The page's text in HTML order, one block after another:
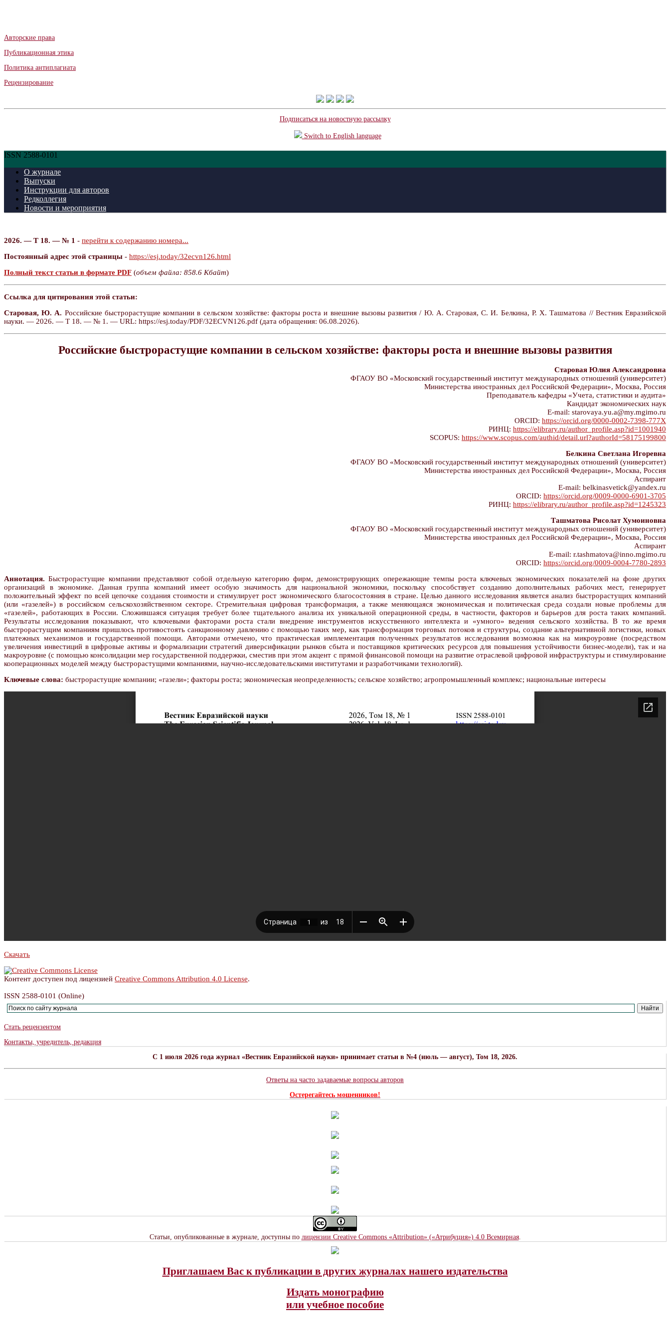
Авторские права
Публикационная этика
Политика антиплагиата
Рецензирование
Подписаться на новостную рассылку
Switch to English language
ISSN 2588-0101
О журнале
Выпуски
Инструкции для авторов
Редколлегия
Новости и мероприятия
2026. — Т 18. — № 1 - перейти к содержанию номера...
Постоянный адрес этой страницы - https://esj.today/32ecvn126.html
Полный текст статьи в формате PDF (объем файла: 858.6 Кбайт)
Ссылка для цитирования этой статьи:
Старовая, Ю. А. Российские быстрорастущие компании в сельском хозяйстве: факторы роста и внешние вызовы развития / Ю. А. Старовая, С. И. Белкина, Р. Х. Ташматова // Вестник Евразийской
науки. — 2026. — Т 18. — № 1. — URL: https://esj.today/PDF/32ECVN126.pdf (дата обращения: 06.08.2026).
Российские быстрорастущие компании в сельском хозяйстве: факторы роста и внешние вызовы развития
Старовая Юлия Александровна
ФГАОУ ВО «Московский государственный институт международных отношений (университет)
Министерства иностранных дел Российской Федерации», Москва, Россия
Преподаватель кафедры «Учета, статистики и аудита»
Кандидат экономических наук
E-mail: starovaya.yu.a@my.mgimo.ru
ORCID: https://orcid.org/0000-0002-7398-777X
РИНЦ: https://elibrary.ru/author_profile.asp?id=1001940
SCOPUS: https://www.scopus.com/authid/detail.url?authorId=58175199800
Белкина Светлана Игоревна
ФГАОУ ВО «Московский государственный институт международных отношений (университет)
Министерства иностранных дел Российской Федерации», Москва, Россия
Аспирант
E-mail: belkinasvetick@yandex.ru
ORCID: https://orcid.org/0009-0000-6901-3705
РИНЦ: https://elibrary.ru/author_profile.asp?id=1245323
Ташматова Рисолат Хумоиновна
ФГАОУ ВО «Московский государственный институт международных отношений (университет)
Министерства иностранных дел Российской Федерации», Москва, Россия
Аспирант
E-mail: r.tashmatova@inno.mgimo.ru
ORCID: https://orcid.org/0009-0004-7780-2893
Аннотация. Быстрорастущие компании представляют собой отдельную категорию фирм, демонстрирующих опережающие темпы роста ключевых экономических показателей на фоне других
организаций в экономике. Данная группа компаний имеет особую значимость для национальной экономики, поскольку способствует созданию дополнительных рабочих мест, генерирует
положительный эффект по всей цепочке создания стоимости и стимулирует рост экономического благосостояния в стране. Целью данного исследования является анализ быстрорастущих компаний
(или «газелей») в российском сельскохозяйственном секторе. Стремительная цифровая трансформация, а также меняющаяся экономическая и политическая среда создали новые проблемы для
«газелей», работающих в России. Сложившаяся ситуация требует более тщательного анализа их уникальной операционной среды, в частности, факторов и барьеров для роста таких компаний.
Результаты исследования показывают, что ключевыми факторами роста стали внедрение инструментов искусственного интеллекта и «умного» ведения сельского хозяйства. В то же время
быстрорастущим компаниям пришлось противостоять санкционному давлению с помощью таких мер, как трансформация торговых потоков и структуры, создание альтернативной логистики, новых
платежных механизмов и государственной помощи. Авторами отмечено, что практическая имплементация полученных результатов исследования возможна как на микроуровне (посредством
увеличения инвестиций в цифровые активы и формализации стратегий диверсификации рынков сбыта и поставщиков критических ресурсов для повышения устойчивости бизнес-модели), так и на
макроуровне (с помощью консолидации мер государственной поддержки, сместив при этом акцент с прямой финансовой помощи на развитие отраслевой цифровой инфраструктуры и стимулирование
кооперационных моделей между быстрорастущими компаниями, научно-исследовательскими институтами и разработчиками технологий).
Ключевые слова: быстрорастущие компании; «газели»; факторы роста; экономическая неопределенность; сельское хозяйство; агропромышленный комплекс; национальные интересы
Скачать
Контент доступен под лицензией Creative Commons Attribution 4.0 License.
ISSN 2588-0101 (Online)
Стать рецензентом
Контакты, учредитель, редакция
C 1 июля 2026 года журнал «Вестник Евразийской науки» принимает статьи в №4 (июль — август), Том 18, 2026.
Ответы на часто задаваемые вопросы авторов
Остерегайтесь мошенников!
Статьи, опубликованные в журнале, доступны по лицензии Creative Commons «Attribution» («Атрибуция») 4.0 Всемирная.
Приглашаем Вас к публикации в других журналах нашего издательства
Издать монографию
или учебное пособие